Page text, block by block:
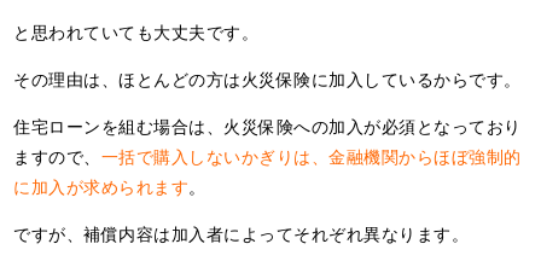
と思われていても大丈夫です。
その理由は、ほとんどの方は火災保険に加入しているからです。
住宅ローンを組む場合は、火災保険への加入が必須となっており
ますので、 一括で購入しないかぎりは、金融機関からほぼ強制的
に加入が求められます。
ですが、補償内容は加入者によってそれぞれ異なります。